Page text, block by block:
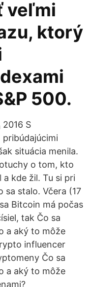
veľmi
ktorý
500.
2016 S
pribúdajúcimi
situácia menila.
o tom, kto
kde žil. Tu si pri
stalo. Včera (17
Bitcoin má počas
tak Čo sa
a aký to môže
influencer
Čo sa
a aký to môže